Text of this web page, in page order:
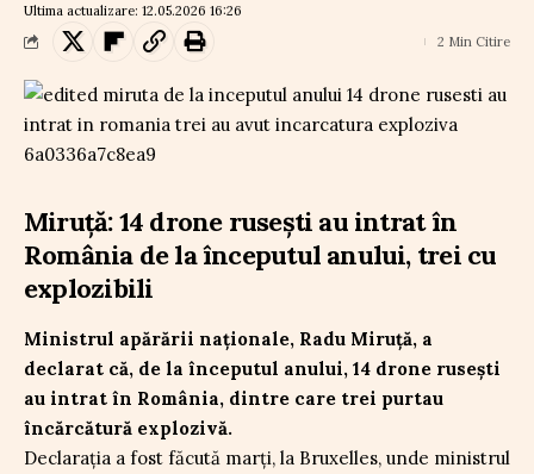
Ultima actualizare: 12.05.2026 16:26
2 Min Citire
Miruță: 14 drone rusești au intrat în
România de la începutul anului, trei cu
explozibili
Ministrul apărării naționale, Radu Miruță, a
declarat că, de la începutul anului, 14 drone rusești
au intrat în România, dintre care trei purtau
încărcătură explozivă.
Declarația a fost făcută marți, la Bruxelles, unde ministrul